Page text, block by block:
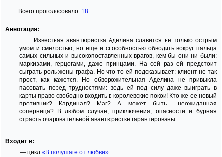
Всего проголосовало: 18
Аннотация:
Известная авантюристка Аделина славится не только острым
умом и смелостью, но еще и способностью обводить вокруг пальца
самых сильных и высокопоставленных врагов, кем бы они ни были:
маркизами, герцогами, даже принцами. На сей раз ей предстоит
сыграть роль жены графа. Но что-то ей подсказывает: клиент не так
прост, как кажется. Но обворожительная Аделина не привыкла
пасовать перед трудностями: ведь ей под силу даже выиграть в
карты право свободно входить в королевские покои! Кто же ее новый
противник? Кардинал? Маг? А может быть... неожиданная
соперница? В любом случае, приключения, опасности и бурная
страсть очаровательной авантюристке гарантированы...
Входит в:
— цикл «В полушаге от любви»